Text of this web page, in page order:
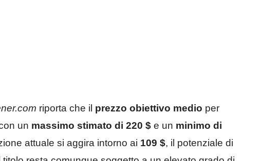
riporta che il prezzo obiettivo medio per
un massimo stimato di 220 $ e un minimo di
attuale si aggira intorno ai 109 $, il potenziale di